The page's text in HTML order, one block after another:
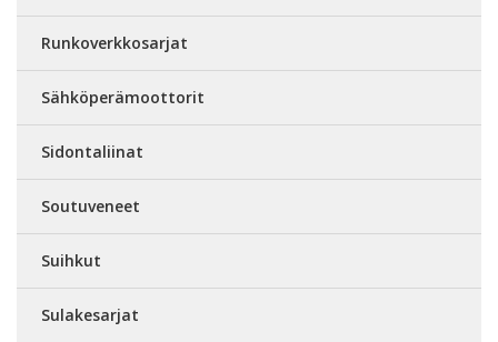
Runkoverkkosarjat
Sähköperämoottorit
Sidontaliinat
Soutuveneet
Suihkut
Sulakesarjat